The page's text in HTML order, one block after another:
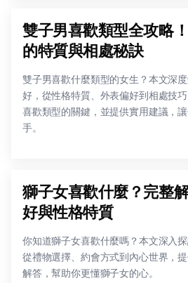
雙子男喜歡類型全攻略
的特質與相處秘訣
雙子男喜歡什麼類型的女生？本文深
好，從性格特質、外表偏好到相處技
喜歡類型的關鍵，並提供實用建議，
手。
獅子女喜歡什麼？完整
好與性格特質
你知道獅子女喜歡什麼嗎？本文深入
從禮物選擇、約會方式到內心世界，
解答，幫助你更懂獅子女的心。